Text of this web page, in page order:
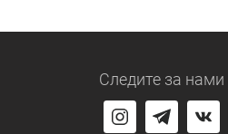
Следите за нами